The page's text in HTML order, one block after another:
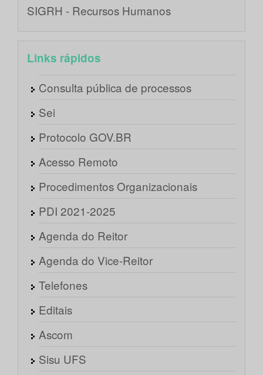
SIGRH - Recursos Humanos
Links rápidos
Consulta pública de processos
Sei
Protocolo GOV.BR
Acesso Remoto
Procedimentos Organizacionais
PDI 2021-2025
Agenda do Reitor
Agenda do Vice-Reitor
Telefones
Editais
Ascom
Sisu UFS